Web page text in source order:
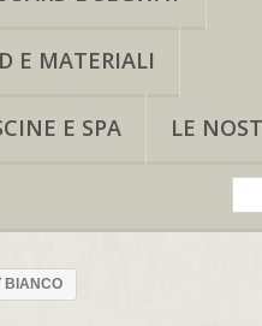
E MATERIALI
E SPA LE
BIANCO